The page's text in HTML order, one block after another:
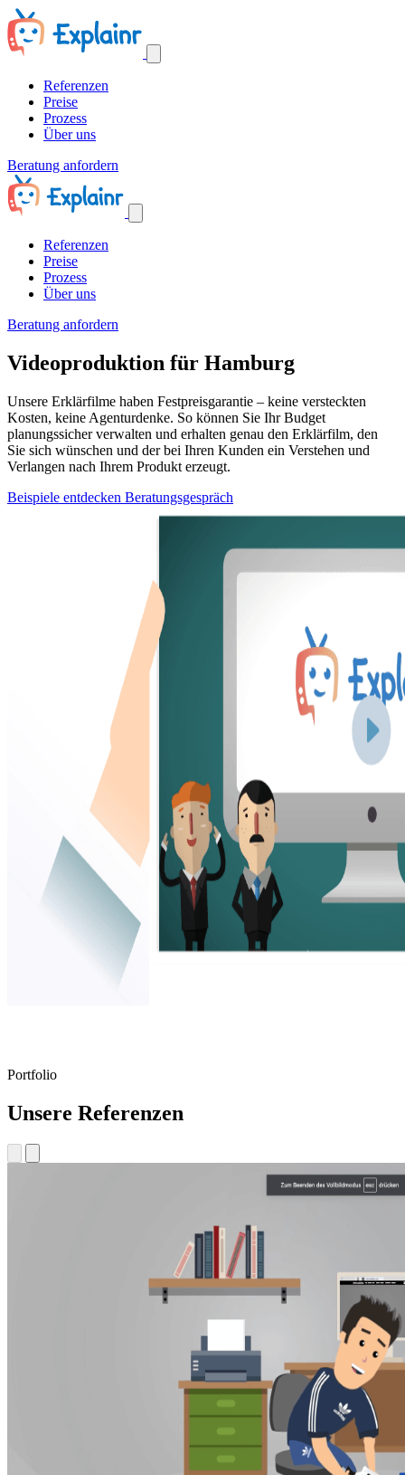
Referenzen
Preise
Prozess
Über uns
Beratung anfordern
Referenzen
Preise
Prozess
Über uns
Beratung anfordern
Videoproduktion für Hamburg
Unsere Erklärfilme haben Festpreisgarantie – keine versteckten
Kosten, keine Agenturdenke. So können Sie Ihr Budget
planungssicher verwalten und erhalten genau den Erklärfilm, den
Sie sich wünschen und der bei Ihren Kunden ein Verstehen und
Verlangen nach Ihrem Produkt erzeugt.
Beispiele entdecken Beratungsgespräch
Portfolio
Unsere Referenzen